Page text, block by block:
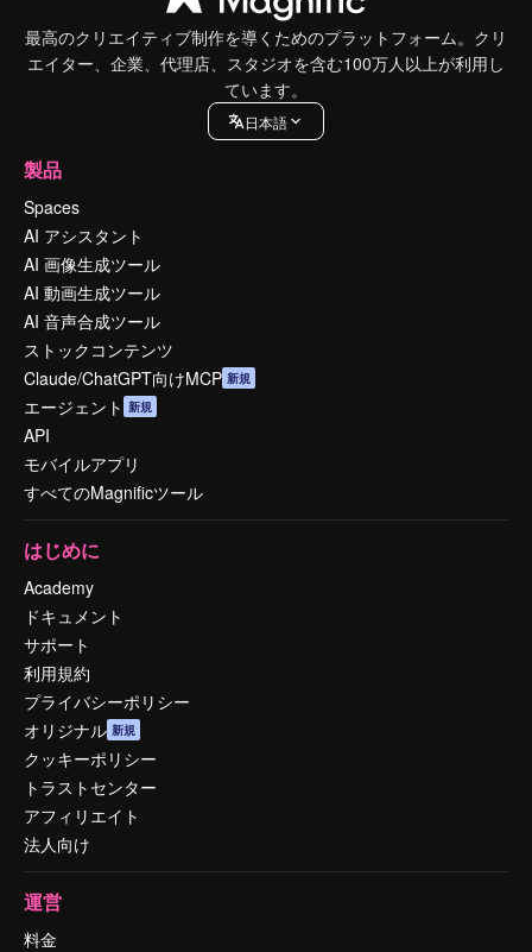
最高のクリエイティブ制作を導くためのプラットフォーム。クリ
エイター、企業、代理店、スタジオを含む100万人以上が利用し
ています。
日本語
製品
Spaces
AI アシスタント
AI 画像生成ツール
AI 動画生成ツール
AI 音声合成ツール
ストックコンテンツ
Claude/ChatGPT向けMCP 新規
エージェント 新規
API
モバイルアプリ
すべてのMagnificツール
はじめに
Academy
ドキュメント
サポート
利用規約
プライバシーポリシー
オリジナル 新規
クッキーポリシー
トラストセンター
アフィリエイト
法人向け
運営
料金